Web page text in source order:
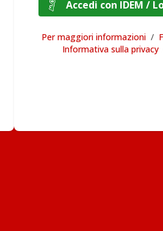
Accedi con
Per maggiori informazioni /
Informativa sulla privacy